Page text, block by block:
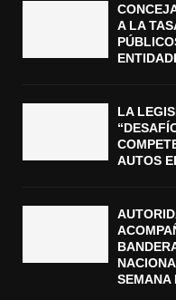
A LA
LA
AUTOS
SEMANA